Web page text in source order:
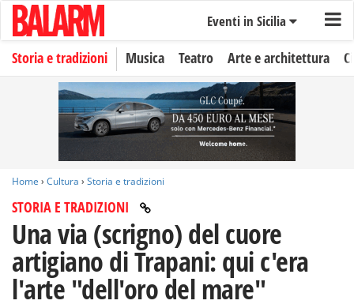
Eventi in Sicilia
Storia e tradizioni Musica Teatro Arte e architettura
Home › Cultura › Storia e tradizioni
STORIA E TRADIZIONI
Una via (scrigno) del cuore
artigiano di Trapani: qui c'era
l'arte "dell'oro del mare"